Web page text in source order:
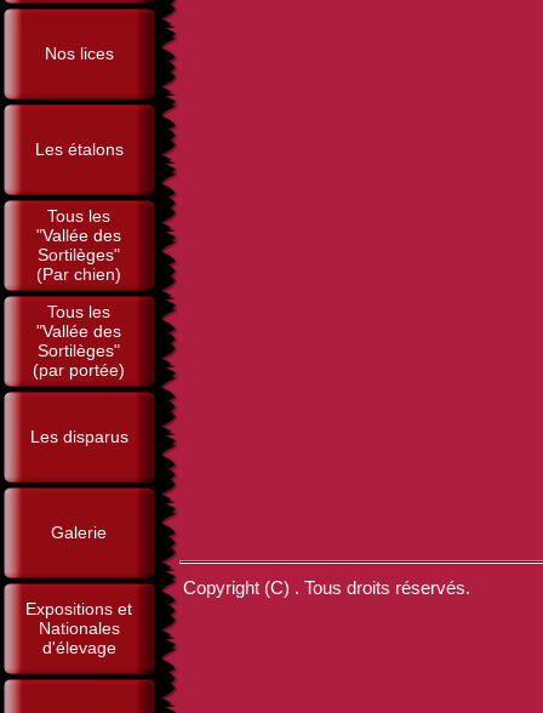
Nos lices
Les étalons
Tous les
"Vallée des
Sortilèges"
(Par chien)
Tous les
"Vallée des
Sortilèges"
(par portée)
Les disparus
Galerie
Expositions et
Nationales
d'élevage
Copyright (C) . Tous droits réservés.